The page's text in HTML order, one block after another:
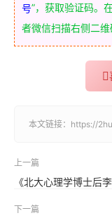
号”，获取验证码。
者微信扫描右侧二维
本文链接： https://
上一篇
《北大心理学博士后
下一篇